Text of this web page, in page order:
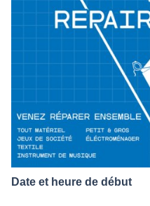
Date et heure de début